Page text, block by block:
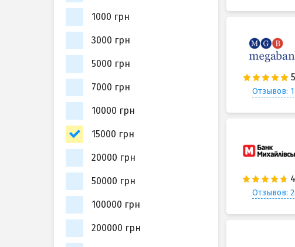
Отзывов: 1
Отзывов: 2
1000 грн
3000 грн
5000 грн
7000 грн
10000 грн
15000 грн
20000 грн
50000 грн
100000 грн
200000 грн